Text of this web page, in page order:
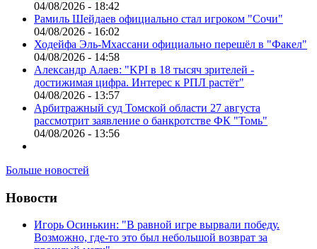
04/08/2026 - 18:42
Рамиль Шейдаев официально стал игроком "Сочи"
04/08/2026 - 16:02
Ходейфа Эль-Мхассани официально перешёл в "Факел"
04/08/2026 - 14:58
Александр Алаев: "KPI в 18 тысяч зрителей -
достижимая цифра. Интерес к РПЛ растёт"
04/08/2026 - 13:57
Арбитражный суд Томской области 27 августа
рассмотрит заявление о банкротстве ФК "Томь"
04/08/2026 - 13:56
Больше новостей
Новости
Игорь Осинькин: "В равной игре вырвали победу.
Возможно, где-то это был небольшой возврат за